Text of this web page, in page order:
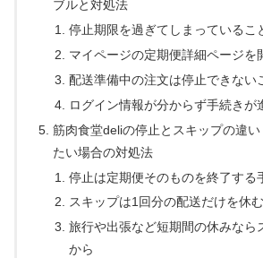
ブルと対処法
停止期限を過ぎてしまっているこ
マイページの定期便詳細ページを
配送準備中の注文は停止できない
ログイン情報が分からず手続きが
筋肉食堂deliの停止とスキップの違
たい場合の対処法
停止は定期便そのものを終了する
スキップは1回分の配送だけを休
旅行や出張など短期間の休みなら
から